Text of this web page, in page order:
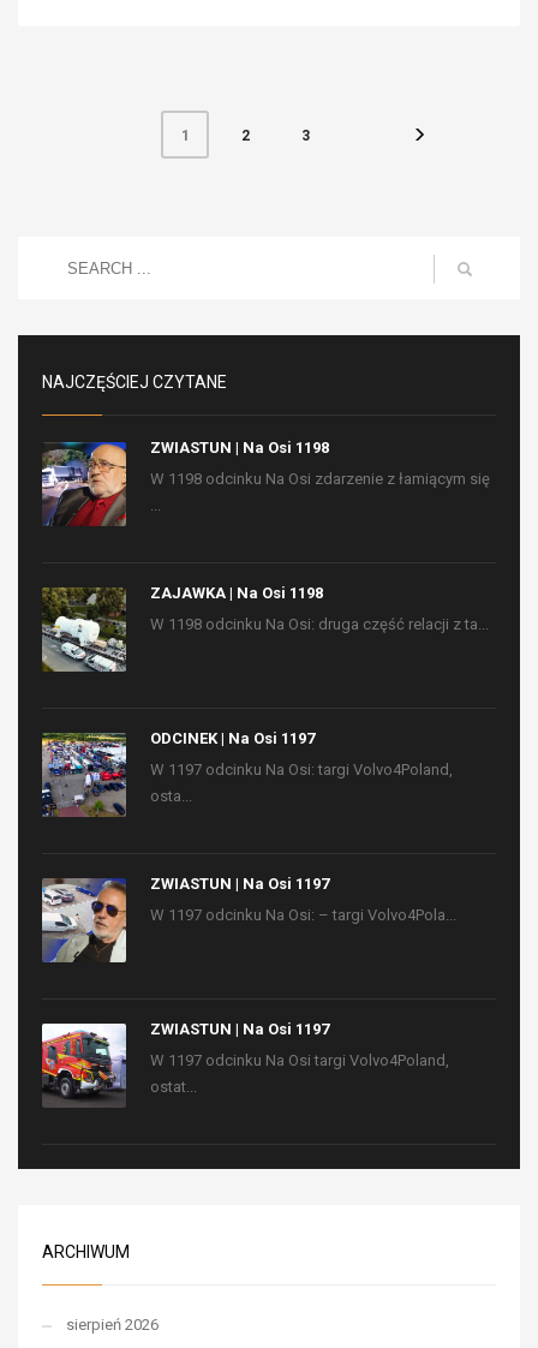
1 2 3
NAJCZĘŚCIEJ CZYTANE
ZWIASTUN | Na Osi 1198
W 1198 odcinku Na Osi zdarzenie z łamiącym się
...
ZAJAWKA | Na Osi 1198
W 1198 odcinku Na Osi: druga część relacji z ta...
ODCINEK | Na Osi 1197
W 1197 odcinku Na Osi: targi Volvo4Poland,
osta...
ZWIASTUN | Na Osi 1197
W 1197 odcinku Na Osi: – targi Volvo4Pola...
ZWIASTUN | Na Osi 1197
W 1197 odcinku Na Osi targi Volvo4Poland,
ostat...
ARCHIWUM
sierpień 2026